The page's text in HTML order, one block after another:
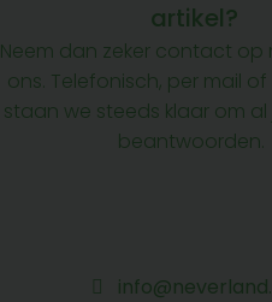
artikel?
Neem dan zeker contact op
ons. Telefonisch, per mail of
staan we steeds klaar om
beantwoorden.